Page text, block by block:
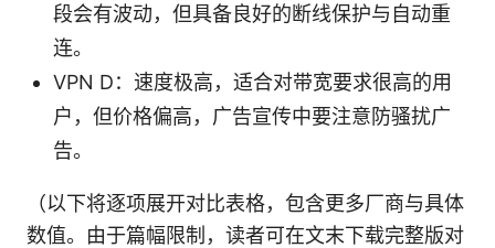
段会有波动，但具备良好的断线保护与自动重
连。
VPN D：速度极高，适合对带宽要求很高的用
户，但价格偏高，广告宣传中要注意防骚扰广
告。
（以下将逐项展开对比表格，包含更多厂商与具体
数值。由于篇幅限制，读者可在文末下载完整版对